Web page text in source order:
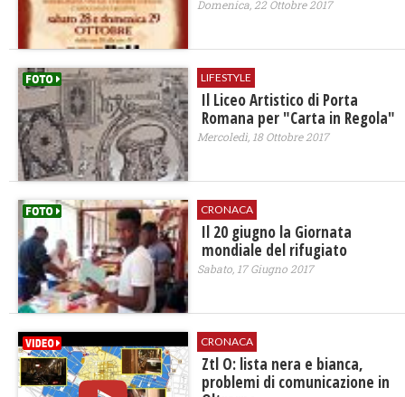
Domenica, 22 Ottobre 2017
LIFESTYLE
Il Liceo Artistico di Porta
Romana per "Carta in Regola"
Mercoledì, 18 Ottobre 2017
CRONACA
Il 20 giugno la Giornata
mondiale del rifugiato
Sabato, 17 Giugno 2017
CRONACA
Ztl O: lista nera e bianca,
problemi di comunicazione in